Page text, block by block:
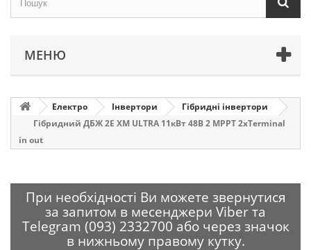
МЕНЮ
Електро Інвертори
Гібридні інвертори
Гібридний ДБЖ 2E XM ULTRA 11кВт 48В 2 MPPT 2xTerminal
in out
При необхідності Ви можете звернутися
за запитом в месенджери Viber та
Telegram (093) 2332700 або через значок
в нижньому правому кутку.